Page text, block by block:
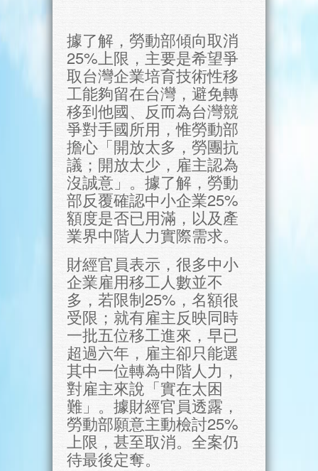
據了解，勞動部傾向取消
25%上限，主要是希望爭
取台灣企業培育技術性移
工能夠留在台灣，避免轉
移到他國、反而為台灣競
爭對手國所用，惟勞動部
擔心「開放太多，勞團抗
議；開放太少，雇主認為
沒誠意」。據了解，勞動
部反覆確認中小企業25%
額度是否已用滿，以及產
業界中階人力實際需求。
財經官員表示，很多中小
企業雇用移工人數並不
多，若限制25%，名額很
受限；就有雇主反映同時
一批五位移工進來，早已
超過六年，雇主卻只能選
其中一位轉為中階人力，
對雇主來說「實在太困
難」。據財經官員透露，
勞動部願意主動檢討25%
上限，甚至取消。全案仍
待最後定奪。